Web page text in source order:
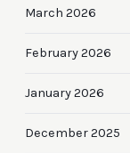
March 2026
February 2026
January 2026
December 2025